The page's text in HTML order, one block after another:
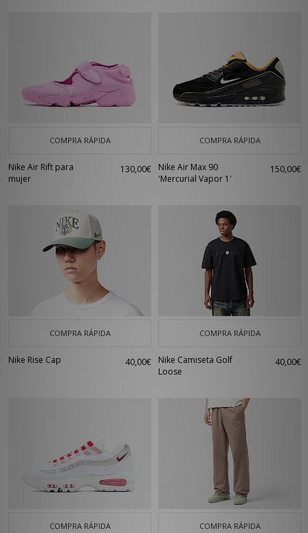
COMPRA RÁPIDA
Nike Air Rift para
mujer
130,00€
COMPRA RÁPIDA
Nike Air Max 90
'Mercurial Vapor 1'
150,00€
COMPRA RÁPIDA
Nike Rise Cap 40,00€
COMPRA RÁPIDA
Nike Camiseta Golf
Loose
40,00€
COMPRA RÁPIDA COMPRA RÁPIDA